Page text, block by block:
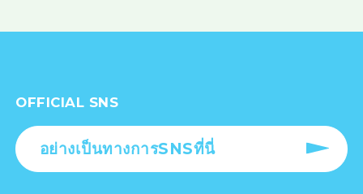
OFFICIAL SNS
อย่างเป็นทางการSNSที่นี่